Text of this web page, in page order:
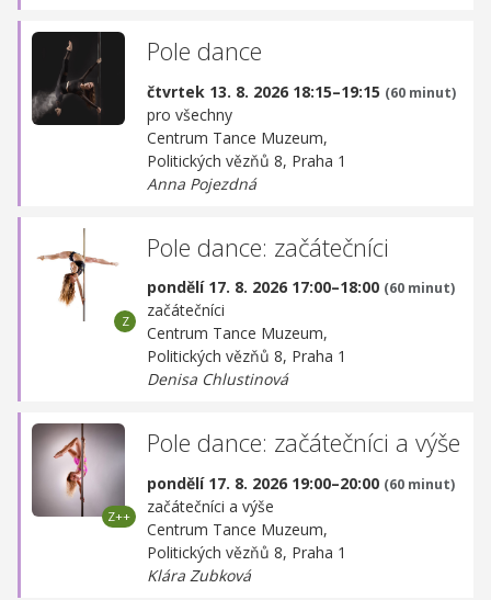
Pole dance
čtvrtek 13. 8. 2026 18:15–19:15 (60 minut)
pro všechny
Centrum Tance Muzeum,
Politických vězňů 8, Praha 1
Anna Pojezdná
Pole dance: začátečníci
pondělí 17. 8. 2026 17:00–18:00 (60 minut)
začátečníci
Centrum Tance Muzeum,
Politických vězňů 8, Praha 1
Denisa Chlustinová
Pole dance: začátečníci a výše
pondělí 17. 8. 2026 19:00–20:00 (60 minut)
začátečníci a výše
Centrum Tance Muzeum,
Politických vězňů 8, Praha 1
Klára Zubková